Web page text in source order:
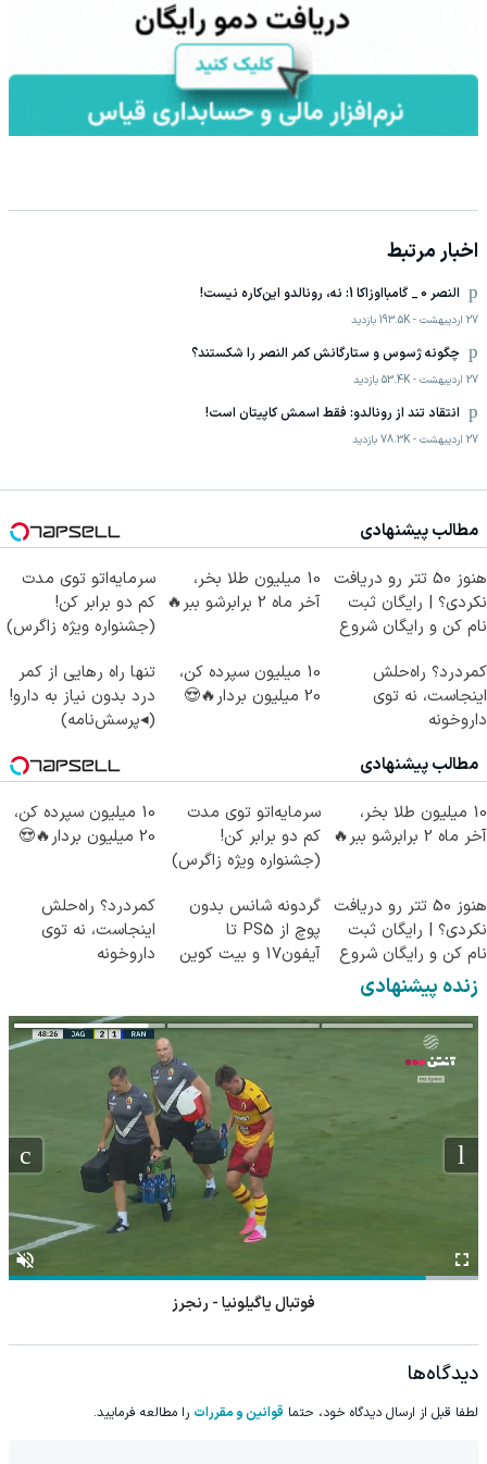
اخبار مرتبط
النصر 0 _ گامبااوزاکا 1: نه، رونالدو این‌کاره نیست!
27 اردیبهشت -
193.5K بازدید
چگونه ژسوس و ستارگانش کمر النصر را شکستند؟
27 اردیبهشت -
53.4K بازدید
انتقاد تند از رونالدو: فقط اسمش کاپیتان است!
27 اردیبهشت -
78.3K بازدید
مطالب پیشنهادی
هنوز 50 تتر رو دریافت
نکردی؟ | رایگان ثبت
نام کن و رایگان شروع
10 میلیون طلا بخر،
آخر ماه 2 برابرشو ببر🔥
سرمایه‌اتو توی مدت
کم دو برابر کن!
(جشنواره ویژه زاگرس)
کمردرد؟ راه‌حلش
اینجاست، نه توی
داروخونه
10 میلیون سپرده کن،
20 میلیون بردار🔥😍
تنها راه رهایی از کمر
درد بدون نیاز به دارو!
(◂پرسش‌نامه)
مطالب پیشنهادی
10 میلیون طلا بخر،
آخر ماه 2 برابرشو ببر🔥
سرمایه‌اتو توی مدت
کم دو برابر کن!
(جشنواره ویژه زاگرس)
10 میلیون سپرده کن،
20 میلیون بردار🔥😍
هنوز 50 تتر رو دریافت
نکردی؟ | رایگان ثبت
نام کن و رایگان شروع
کن!
گردونه شانس بدون
پوچ از PS5 تا
آیفون17 و بیت کوین
کمردرد؟ راه‌حلش
اینجاست، نه توی
داروخونه
زنده پیشنهادی
فوتبال یاگیلونیا - رنجرز
دیدگاه‌ها
لطفا قبل از ارسال دیدگاه خود، حتما قوانین و مقررات را مطالعه فرمایید.